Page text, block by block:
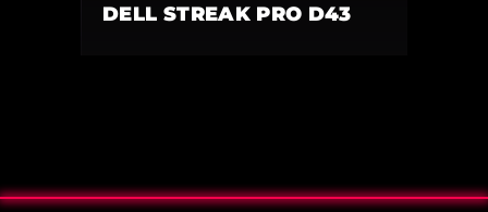
DELL STREAK PRO D43